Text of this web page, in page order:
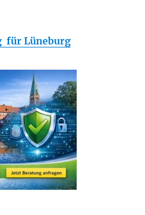
für Lüneburg